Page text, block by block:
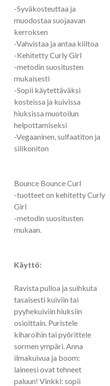
-Syväkosteuttaa ja
muodostaa suojaavan
kerroksen
-Vahvistaa ja antaa kiiltoa
-Kehitetty Curly Girl
-metodin suositusten
mukaisesti
-Sopii käytettäväksi
kosteissa ja kuivissa
hiuksissa muotoilun
helpottamiseksi
-Vegaaninen, sulfaatiton ja
silikoniton
Bounce Bounce Curl
-tuotteet on kehitetty Curly
Girl
-metodin suositusten
mukaan.
Käyttö:
Ravista pulloa ja suihkuta
tasaisesti kuiviin tai
pyyhekuiviin hiuksiin
osioittain. Puristele
kiharoihin tai pyörittele
sormen ympäri. Anna
ilmakuivua ja boom:
laineesi ovat tehneet
paluun! Vinkki: sopii